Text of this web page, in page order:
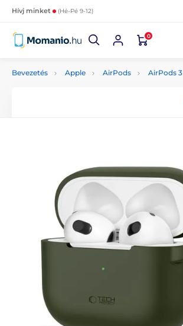
Hívj minket (Hé-Pé 9-12)
0
Bevezetés Apple AirPods AirPods 3